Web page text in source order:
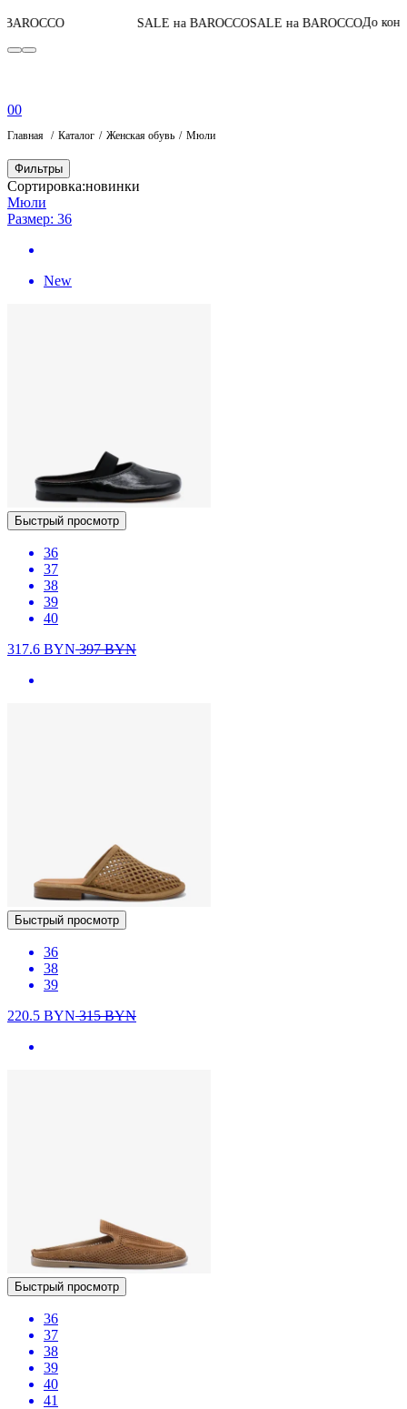
SALE на BAROCCOSALE на BAROCCOДо конца акции05:03
00
Главная Каталог Женская обувь Мюли
Фильтры
Сортировка:новинки
Мюли
Размер: 36
New
Быстрый просмотр
36
37
38
39
40
317.6 BYN397BYN
Быстрый просмотр
36
38
39
220.5 BYN315BYN
Быстрый просмотр
36
37
38
39
40
41